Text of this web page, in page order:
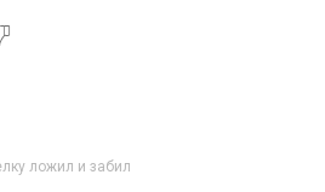
ложил и забил